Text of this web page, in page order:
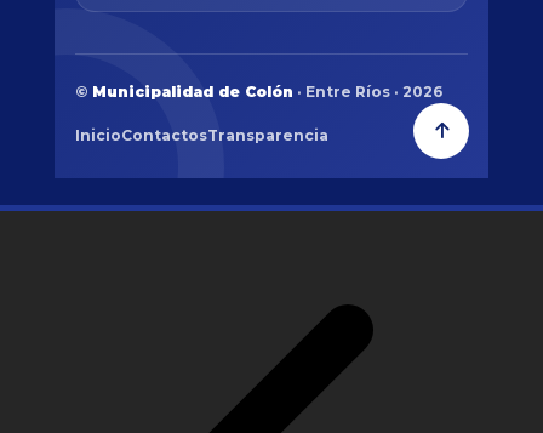
© Municipalidad de Colón · Entre Ríos · 2026
InicioContactosTransparencia